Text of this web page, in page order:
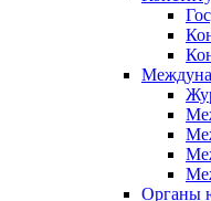
Органы